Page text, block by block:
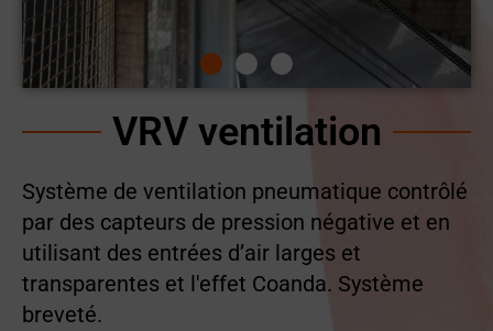
VRV ventilation
Système de ventilation pneumatique contrôlé
par des capteurs de pression négative et en
utilisant des entrées d’air larges et
transparentes et l'effet Coanda. Système
breveté.